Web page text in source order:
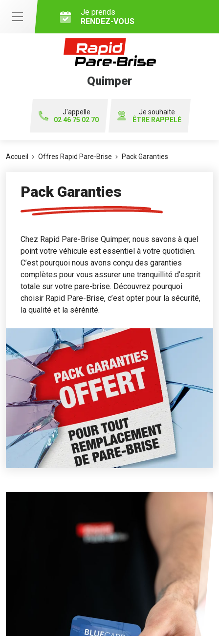
Je prends
RENDEZ-VOUS
Quimper
J'appelle
02 46 75 02 70
Je souhaite
ÊTRE RAPPELÉ
Accueil Offres Rapid Pare-Brise Pack Garanties
Pack Garanties
Chez Rapid Pare-Brise Quimper, nous savons à quel
point votre véhicule est essentiel à votre quotidien.
C’est pourquoi nous avons conçu des garanties
complètes pour vous assurer une tranquillité d’esprit
totale sur votre pare-brise. Découvrez pourquoi
choisir Rapid Pare-Brise, c’est opter pour la sécurité,
la qualité et la sérénité.